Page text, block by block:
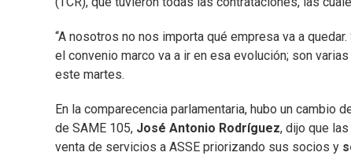
“A nosotros no nos importa qué empresa va a quedar.
el convenio marco va a ir en esa evolución; son
este martes.
En la comparecencia parlamentaria, hubo un cambio
de SAME 105, José Antonio Rodríguez, dijo que
venta de servicios a ASSE priorizando sus socios y